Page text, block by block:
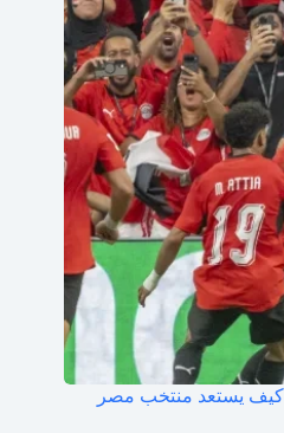
يستعد منتخب مصر